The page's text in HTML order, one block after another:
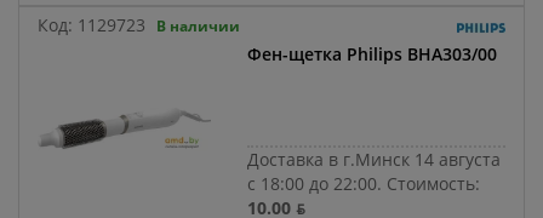
Код: 1129723 В наличии
Фен-щетка Philips BHA303/00
Доставка в г.Минск 14 августа
с 18:00 до 22:00. Стоимость:
10.00 ƃ